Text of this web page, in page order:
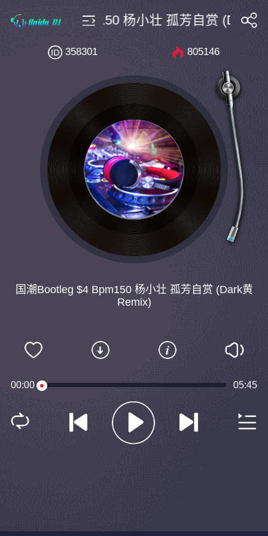
Bootleg $4 Bpm150 杨小壮 孤芳自赏 (Dark
国潮Bootleg $4 Bpm150 杨小壮 孤芳自赏 (Dark黄
Remix)
358301 805146
00:00 05:45